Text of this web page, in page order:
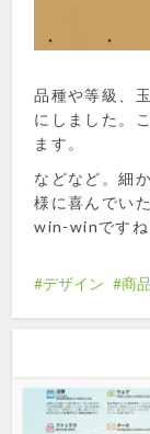
品種や等級、
にしました。
ます。
などなど。細
様に喜んでい
win-winですね
デザイン 商